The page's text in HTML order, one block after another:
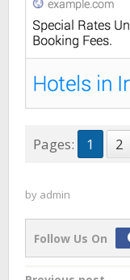
Pages: 1 2
by admin
Follow Us On